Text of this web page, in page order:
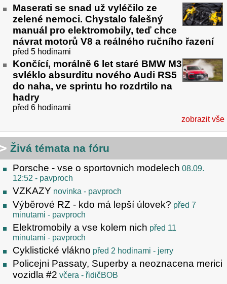
Maserati se snad už vyléčilo ze
zelené nemoci. Chystalo falešný
manuál pro elektromobily, teď chce
návrat motorů V8 a reálného ručního řazení
před 5 hodinami
Končící, morálně 6 let staré BMW M3
svléklo absurditu nového Audi RS5
do naha, ve sprintu ho rozdrtilo na
hadry
před 6 hodinami
zobrazit vše
Živá témata na fóru
Porsche - vse o sportovnich modelech 08.09.
12:52 - pavproch
VZKAZY novinka - pavproch
Výběrové RZ - kdo má lepší úlovek? před 7
minutami - pavproch
Elektromobily a vse kolem nich před 11
minutami - pavproch
Cyklistické vlákno před 2 hodinami - jerry
Policejni Passaty, Superby a neoznacena merici
vozidla #2 včera - řidičBOB